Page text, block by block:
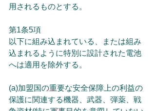
用されるものとする。
第1条5項
以下に組み込まれている、または組み
込まれるように特別に設計された電池
へは適用を除外する。
(a)加盟国の重要な安全保障上の利益の
保護に関連する機器、武器、弾薬、戦